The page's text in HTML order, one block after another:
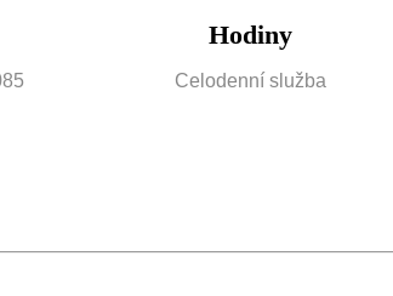
Hodiny
Celodenní služba